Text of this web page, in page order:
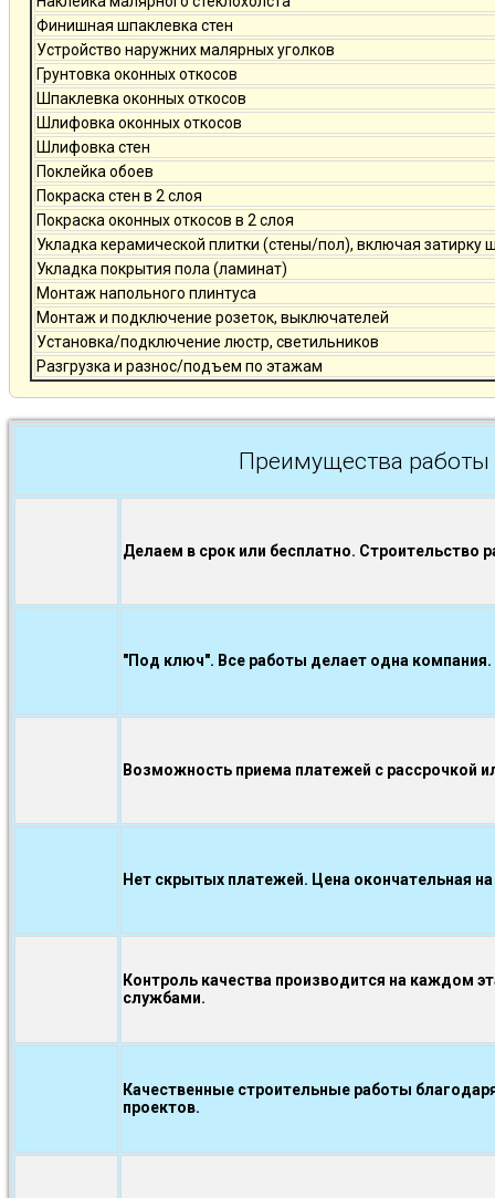
Финишная шпаклевка стен
Устройство наружних малярных уголков
Грунтовка оконных откосов
Шпаклевка оконных откосов
Шлифовка оконных откосов
Шлифовка стен
Поклейка обоев
Покраска стен в 2 слоя
Покраска оконных откосов в 2 слоя
Укладка керамической плитки (стены/пол), включая затирку
Укладка покрытия пола (ламинат)
Монтаж напольного плинтуса
Монтаж и подключение розеток, выключателей
Установка/подключение люстр, светильников
Разгрузка и разнос/подъем по этажам
Преимущества
Делаем в срок или бесплатно. Строительство
"Под ключ". Все работы делает одна компания.
Возможность приема платежей с рассрочкой
Нет скрытых платежей. Цена окончательная
Контроль качества производится на каждом
службами.
Качественные строительные работы
проектов.